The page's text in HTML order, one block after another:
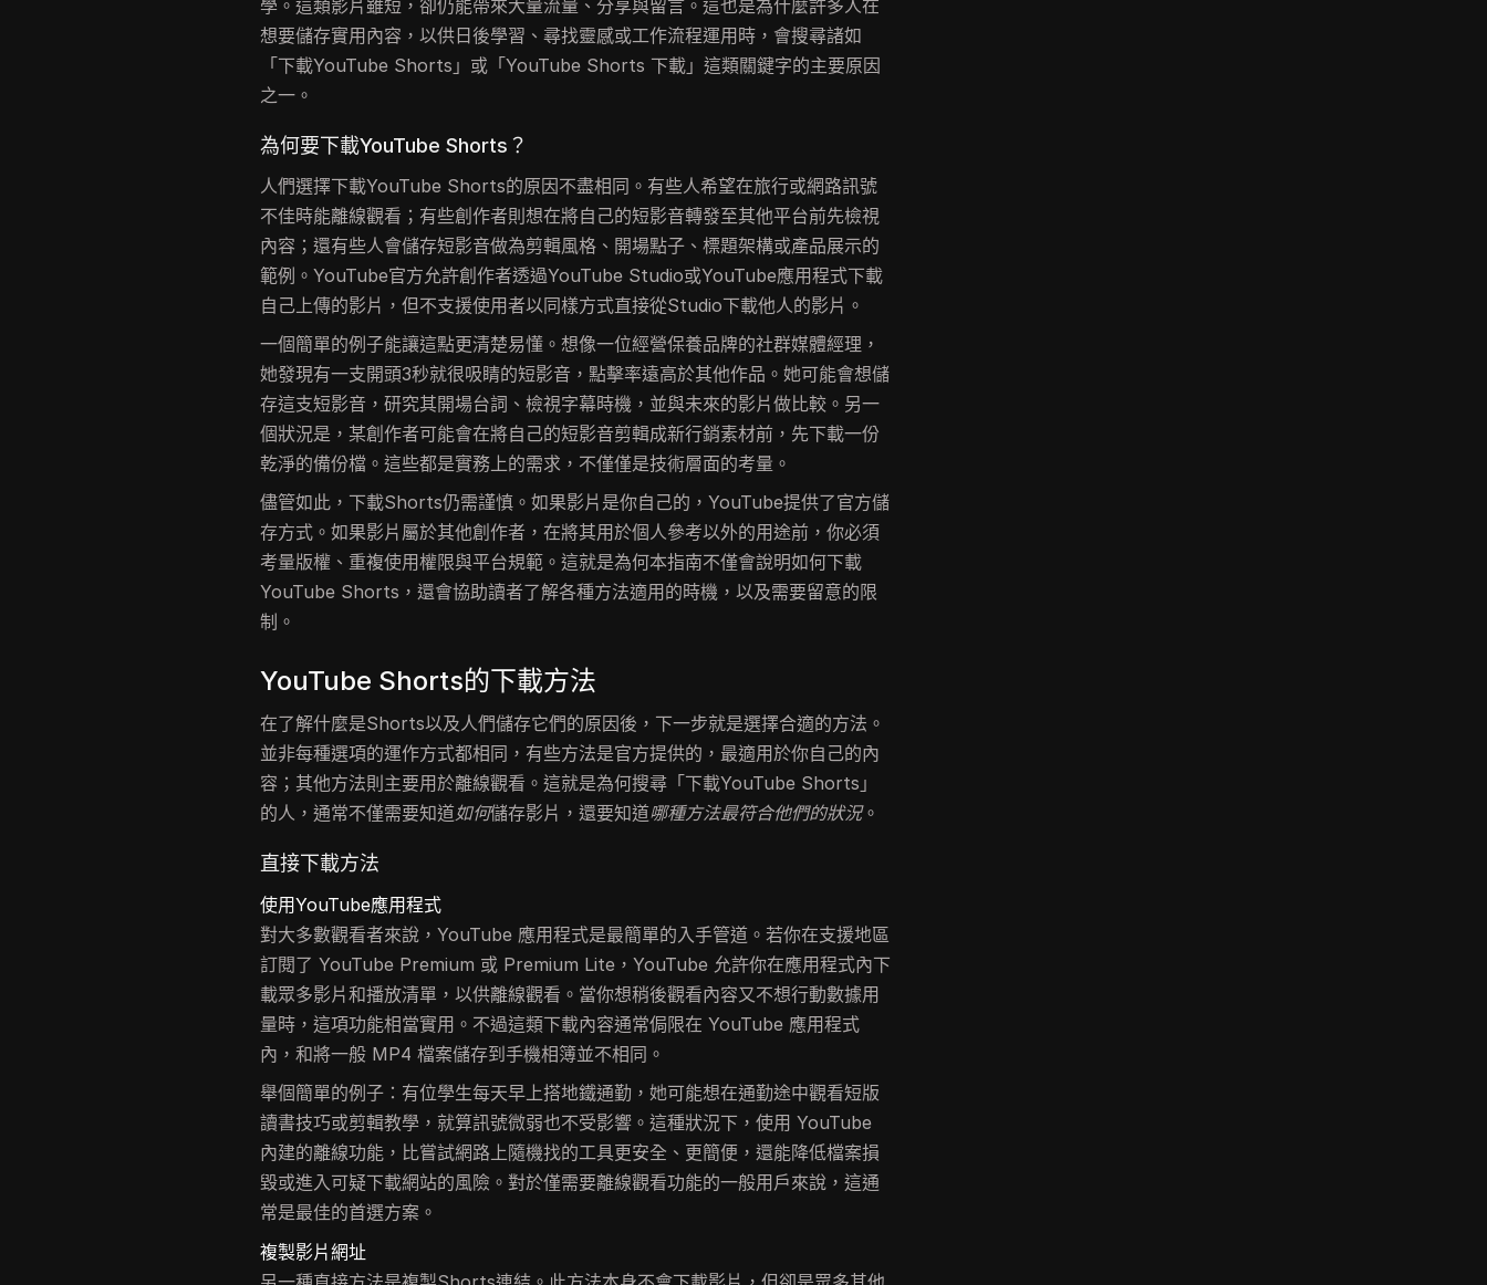
學。這類影片雖短，卻仍能帶來大量流量、分享與留言。這也是為什麼許多人在
想要儲存實用內容，以供日後學習、尋找靈感或工作流程運用時，會搜尋諸如
「下載YouTube Shorts」或「YouTube Shorts 下載」這類關鍵字的主要原因
之一。
為何要下載YouTube Shorts？
人們選擇下載YouTube Shorts的原因不盡相同。有些人希望在旅行或網路訊號
不佳時能離線觀看；有些創作者則想在將自己的短影音轉發至其他平台前先檢視
內容；還有些人會儲存短影音做為剪輯風格、開場點子、標題架構或產品展示的
範例。YouTube官方允許創作者透過YouTube Studio或YouTube應用程式下載
自己上傳的影片，但不支援使用者以同樣方式直接從Studio下載他人的影片。
一個簡單的例子能讓這點更清楚易懂。想像一位經營保養品牌的社群媒體經理，
她發現有一支開頭3秒就很吸睛的短影音，點擊率遠高於其他作品。她可能會想儲
存這支短影音，研究其開場台詞、檢視字幕時機，並與未來的影片做比較。另一
個狀況是，某創作者可能會在將自己的短影音剪輯成新行銷素材前，先下載一份
乾淨的備份檔。這些都是實務上的需求，不僅僅是技術層面的考量。
儘管如此，下載Shorts仍需謹慎。如果影片是你自己的，YouTube提供了官方儲
存方式。如果影片屬於其他創作者，在將其用於個人參考以外的用途前，你必須
考量版權、重複使用權限與平台規範。這就是為何本指南不僅會說明如何下載
YouTube Shorts，還會協助讀者了解各種方法適用的時機，以及需要留意的限
制。
YouTube Shorts的下載方法
在了解什麼是Shorts以及人們儲存它們的原因後，下一步就是選擇合適的方法。
並非每種選項的運作方式都相同，有些方法是官方提供的，最適用於你自己的內
容；其他方法則主要用於離線觀看。這就是為何搜尋「下載YouTube Shorts」
的人，通常不僅需要知道如何儲存影片，還要知道哪種方法最符合他們的狀況。
直接下載方法
使用YouTube應用程式
對大多數觀看者來說，YouTube 應用程式是最簡單的入手管道。若你在支援地區
訂閱了 YouTube Premium 或 Premium Lite，YouTube 允許你在應用程式內下
載眾多影片和播放清單，以供離線觀看。當你想稍後觀看內容又不想行動數據用
量時，這項功能相當實用。不過這類下載內容通常侷限在 YouTube 應用程式
內，和將一般 MP4 檔案儲存到手機相簿並不相同。
舉個簡單的例子：有位學生每天早上搭地鐵通勤，她可能想在通勤途中觀看短版
讀書技巧或剪輯教學，就算訊號微弱也不受影響。這種狀況下，使用 YouTube
內建的離線功能，比嘗試網路上隨機找的工具更安全、更簡便，還能降低檔案損
毀或進入可疑下載網站的風險。對於僅需要離線觀看功能的一般用戶來說，這通
常是最佳的首選方案。
複製影片網址